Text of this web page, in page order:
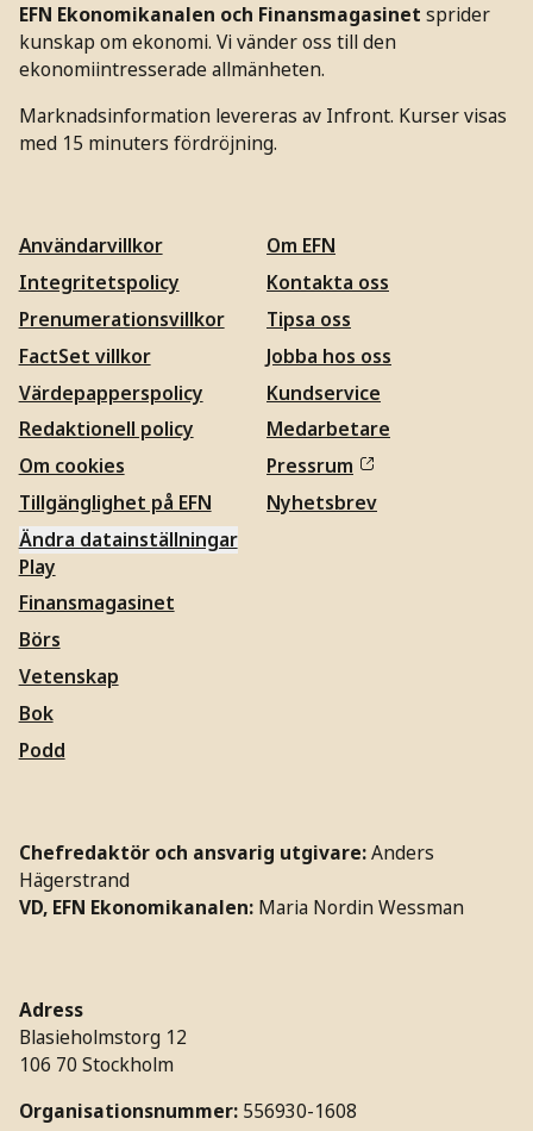
EFN Ekonomikanalen och Finansmagasinet sprider
kunskap om ekonomi. Vi vänder oss till den
ekonomiintresserade allmänheten.
Marknadsinformation levereras av Infront. Kurser visas
med 15 minuters fördröjning.
Användarvillkor
Integritetspolicy
Prenumerationsvillkor
FactSet villkor
Värdepapperspolicy
Redaktionell policy
Om cookies
Tillgänglighet på EFN
Ändra datainställningar
Om EFN
Kontakta oss
Tipsa oss
Jobba hos oss
Kundservice
Medarbetare
Pressrum
Nyhetsbrev
Play
Finansmagasinet
Börs
Vetenskap
Bok
Podd
Chefredaktör och ansvarig utgivare: Anders
Hägerstrand
VD, EFN Ekonomikanalen: Maria Nordin Wessman
Adress
Blasieholmstorg 12
106 70 Stockholm
Organisationsnummer: 556930-1608